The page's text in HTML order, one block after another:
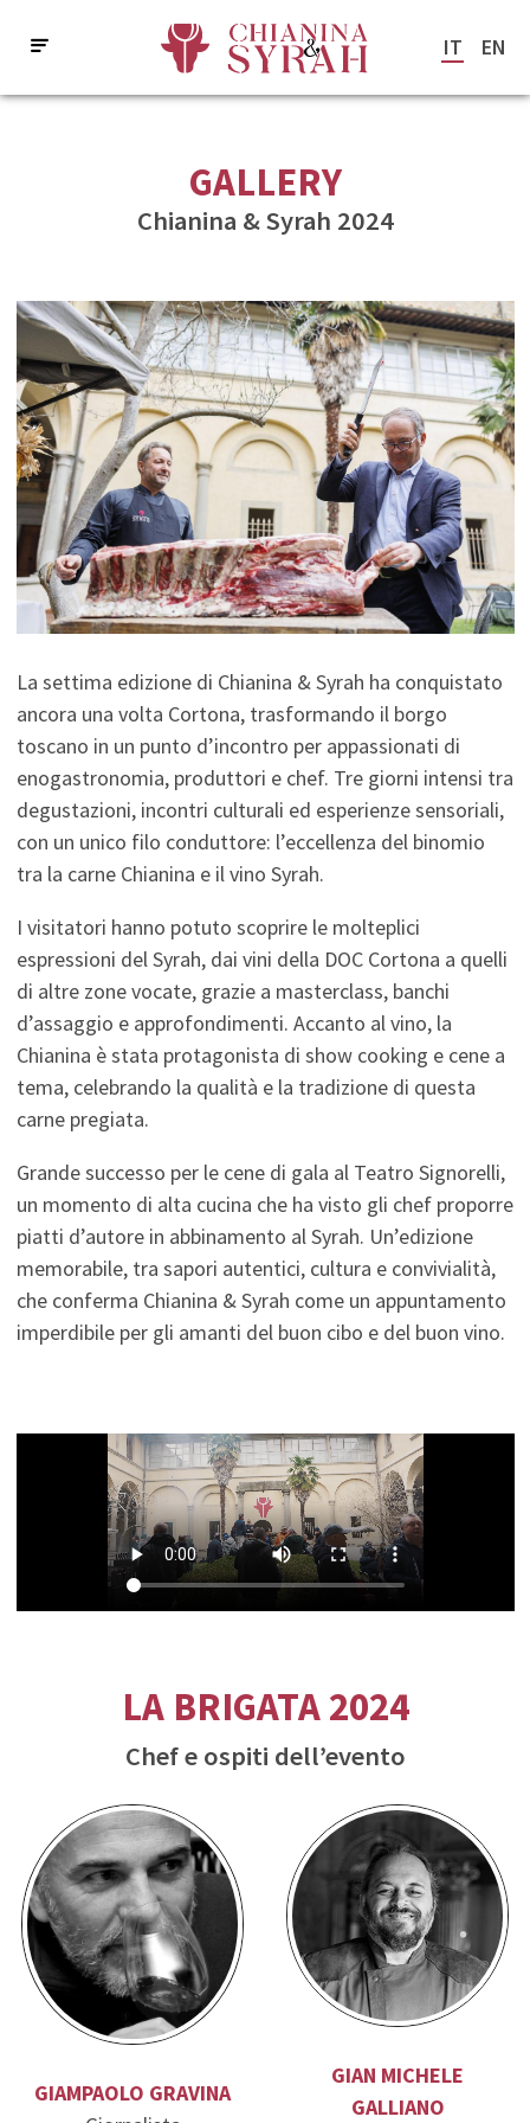
IT EN
GALLERY
Chianina & Syrah 2024
La settima edizione di Chianina & Syrah ha conquistato
ancora una volta Cortona, trasformando il borgo
toscano in un punto d’incontro per appassionati di
enogastronomia, produttori e chef. Tre giorni intensi tra
degustazioni, incontri culturali ed esperienze sensoriali,
con un unico filo conduttore: l’eccellenza del binomio
tra la carne Chianina e il vino Syrah.
I visitatori hanno potuto scoprire le molteplici
espressioni del Syrah, dai vini della DOC Cortona a quelli
di altre zone vocate, grazie a masterclass, banchi
d’assaggio e approfondimenti. Accanto al vino, la
Chianina è stata protagonista di show cooking e cene a
tema, celebrando la qualità e la tradizione di questa
carne pregiata.
Grande successo per le cene di gala al Teatro Signorelli,
un momento di alta cucina che ha visto gli chef proporre
piatti d’autore in abbinamento al Syrah. Un’edizione
memorabile, tra sapori autentici, cultura e convivialità,
che conferma Chianina & Syrah come un appuntamento
imperdibile per gli amanti del buon cibo e del buon vino.
LA BRIGATA 2024
Chef e ospiti dell’evento
Chef
JURI ZANOBINI
Chef